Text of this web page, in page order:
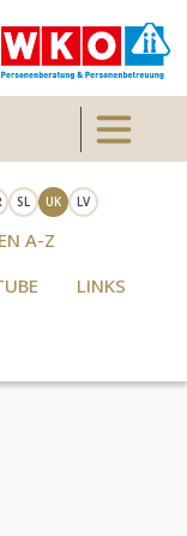
Toggle
SL UK LV
A-Z
LINKS